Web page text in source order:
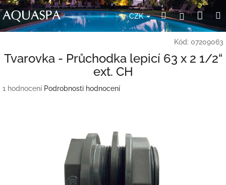
Přejít
na
obsah
CZK HledatPřihlášení
Kód: 07209063
Tvarovka - Průchodka lepicí 63 x 2 1/2“
ext. CH
Průměrné
1 hodnocení Podrobnosti hodnocení